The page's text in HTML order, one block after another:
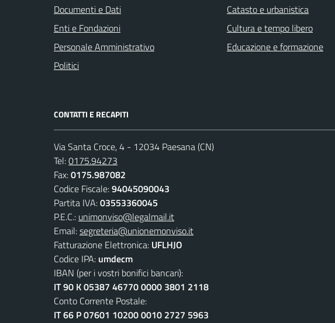
Documenti e Dati
Enti e Fondazioni
Personale Amministrativo
Politici
Catasto e urbanistica
Cultura e tempo libero
Educazione e formazione
CONTATTI E RECAPITI
Via Santa Croce, 4 - 12034 Paesana (CN)
Tel:0175.94273
Fax:0175.987082
Codice Fiscale:94045090043
Partita IVA:03553360045
P.E.C.: unimonviso@legalmail.it
Email:segreteria@unionemonviso.it
Fatturazione Elettronica: UFLHJO
Codice IPA: umdecm
IBAN (per i vostri bonifici bancari):
IT 90 K 05387 46770 0000 3801 2118
Conto Corrente Postale:
IT 66 P 07601 10200 0010 2727 5963